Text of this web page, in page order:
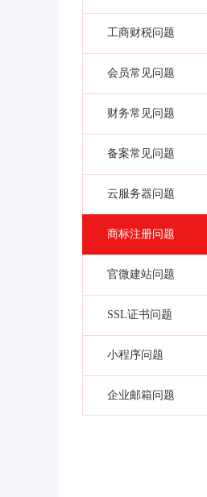
工商财税问题
会员常见问题
财务常见问题
备案常见问题
云服务器问题
商标注册问题
官微建站问题
SSL证书问题
小程序问题
企业邮箱问题